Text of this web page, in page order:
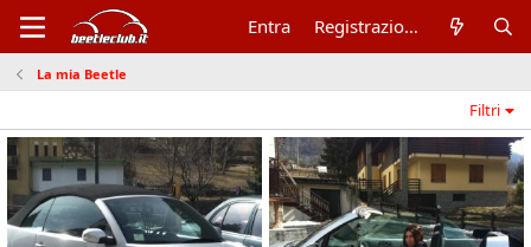
Entra Registrazione
La mia Beetle
Filtri